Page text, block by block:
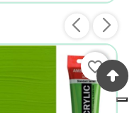
favorite_border